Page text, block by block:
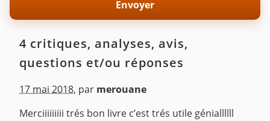
4 critiques, analyses, avis,
questions et/ou réponses
17 mai 2018, par merouane
Merciiiiiiiii trés bon livre c’est trés utile géniallllll